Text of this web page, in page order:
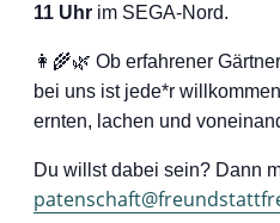
11 Uhr im SEGA-Nord.
👩‍🌾🌿 Ob erfahrener
bei uns ist jede*r
ernten, lachen und
Du willst dabei sein? Dann